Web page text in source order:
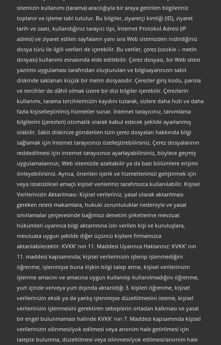
sitemizin kullanımı (tarama) aracılığıyla bir araya getirilen bilgileriniz
toplanır ve işleme tabi tutulur. Bu bilgiler, ziyaretçi kimliği (ID), ziyaret
tarih ve saati, kullandığınız tarayıcı tipi, İnternet Protokol Adresi (IP
adresi) ve ziyaret edilen sayfaların yanı sıra Web sitemizden indirdiğiniz
dosya türü ile ilgili verileri de içerebilir. Bu veriler, çerez (cookie – metin
dosyası) kullanımı esnasında elde edilebilir. Çerez dosyası, bir Web sitesi
yazılımı uygulaması tarafından oluşturulan ve bilgisayarınızın sabit
diskinde saklanan küçük bir metin dosyasıdır. Çerezler giriş kodu, parola
ve tercihler de dâhil olmak üzere bir dizi bilgiler içerebilir. Çerezlerin
kullanımı, tarama tercihlerinizin kaydını tutarak, sizlere daha hızlı ve daha
fazla kişiselleştirilmiş hizmetler sunar. İnternet tarayıcınız, tanımlama
bilgilerini (çerezleri) otomatik olarak kabul edecek şekilde ayarlanmış
olabilir. Sabit diskinize gönderilen tüm çerez dosyaları hakkında bilgi
sağlamak için İnternet tarayıcınızı özelleştirebilirsiniz. Çerez dosyalarının
reddedilmesi için internet tarayıcınızı ayarlayabilirsiniz, böylece geçmiş
uygulamalarınızı, Web sitemizde azaltabilir ya da bazı bölümlere erişimi
önleyebilirsiniz. Ayrıca, önerilen içerik ve hizmetlerimizi geliştirmek için
veya istatistiksel amaçlı kişisel verileriniz tarafımızca kullanılabilir. Kişisel
Verilerinizin Aktarılması: Kişisel verileriniz, yasal olarak aktarılması
gereken resmi makamlara, hukuki zorunluluklar nedeniyle ve yasal
sınırlamalar çerçevesinde bağımsız denetim şirketlerine mevzuat
hükümleri uyarınca bilgi aktarımına izin verilen kişi ve kuruluşlara,
mevzuata uygun şekilde diğer üçüncü kişilere firmamızca
aktarılabilecektir. KVKK’ nın 11. Maddesi Uyarınca Haklarınız: KVKK’ nın
11. maddesi kapsamında; kişisel verilerinizin işlenip işlenmediğini
öğrenme, işlenmişse buna ilişkin bilgi talep etme, kişisel verilerinizin
işlenme amacını ve amacına uygun kullanılıp kullanılmadığını öğrenme,
yurt içinde ve/veya yurt dışında aktarıldığı 3. kişileri öğrenme, kişisel
verilerinizin eksik ya da yanlış işlenmişse düzeltilmesini isteme, kişisel
verilerinizin işlenmesini gerektiren sebeplerin ortadan kalkması ve yasal
bir engel bulunmaması halinde KVKK’ nın 7. Maddesi kapsamında kişisel
verilerinizin silinmesi/yok edilmesi veya anonim hale getirilmesi için
talepte bulunma, düzeltilmesi veya silinmesi/yok edilmesi/anonim hale